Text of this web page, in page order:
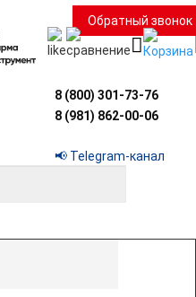
Обратный звонок
8 (800) 301-73-76
8 (981) 862-00-06
📢 Telegram-канал